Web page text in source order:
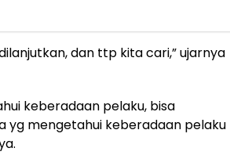
dan ttp kita cari,” ujarnya
keberadaan pelaku, bisa
yg mengetahui keberadaan pelaku